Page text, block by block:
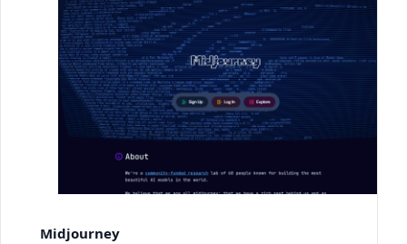
Midjourney